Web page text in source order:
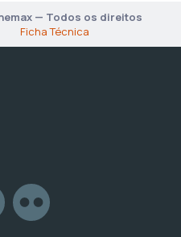
— Todos os direitos
Ficha Técnica